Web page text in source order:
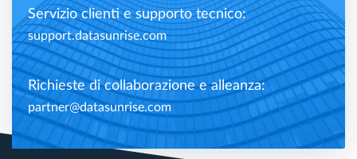
Servizio clienti e supporto tecnico:
support.datasunrise.com
Richieste di collaborazione e alleanza:
partner@datasunrise.com